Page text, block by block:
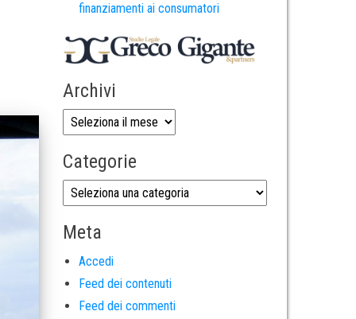
finanziamenti ai consumatori
Archivi
Categorie
Meta
Accedi
Feed dei contenuti
Feed dei commenti